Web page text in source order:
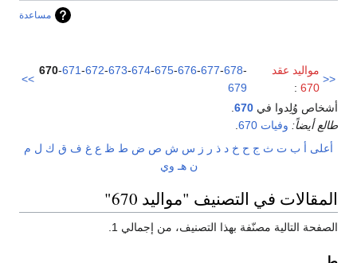
مساعدة
<<
مواليد عقد
670
:
670-671-672-673-674-675-676-677-678-
679
>>
أشخاص وُلِدوا في 670
طالع أيضاً: وفيات 670
أعلى أ ب ت ث ج ح خ د ذ ر ز س ش ص ض ط ظ ع غ ف ق ك ل م
ن هـ وي
المقالات في التصنيف "مواليد 670"
الصفحة التالية مصنّفة بهذا التصنيف، من إجمالي 1.